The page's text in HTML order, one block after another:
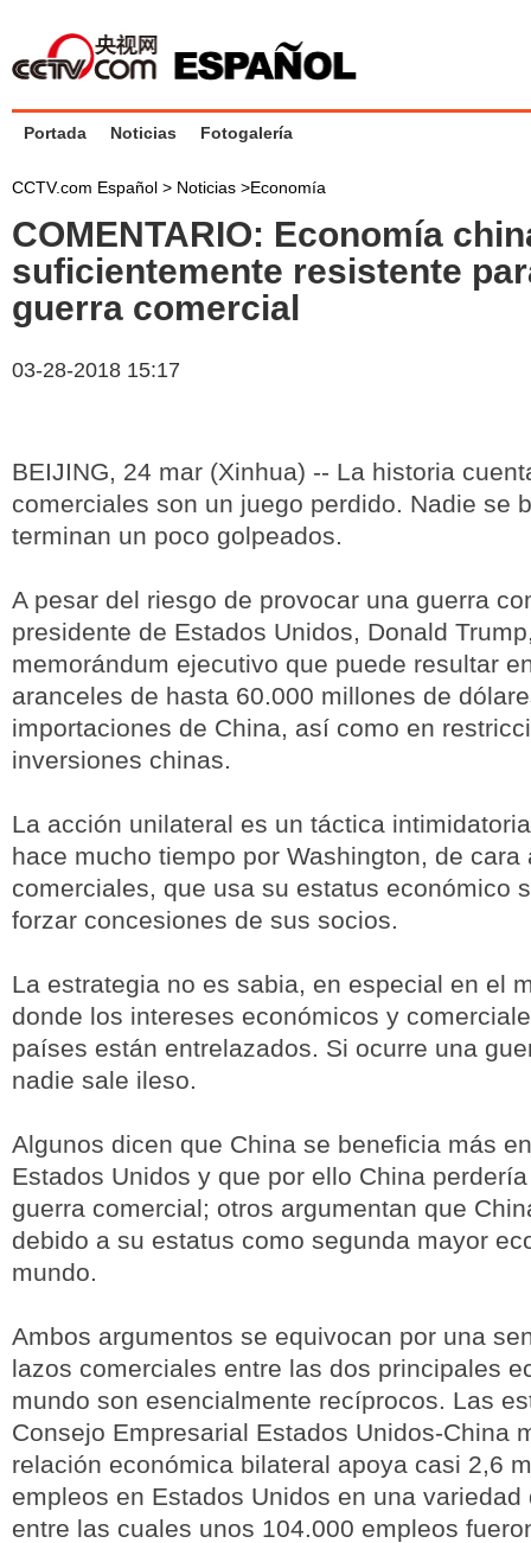
Portada Noticias Fotogalería
CCTV.com Español > Noticias >Economía
COMENTARIO: Economía
suficientemente resistente
guerra comercial
03-28-2018 15:17
BEIJING, 24 mar (Xinhua) -- La historia
comerciales son un juego perdido. Nadie se
terminan un poco golpeados.
A pesar del riesgo de provocar una guerra
presidente de Estados Unidos, Donald
memorándum ejecutivo que puede resultar
aranceles de hasta 60.000 millones de
importaciones de China, así como en
inversiones chinas.
La acción unilateral es un táctica
hace mucho tiempo por Washington, de cara
comerciales, que usa su estatus económico
forzar concesiones de sus socios.
La estrategia no es sabia, en especial en el
donde los intereses económicos y
países están entrelazados. Si ocurre una
nadie sale ileso.
Algunos dicen que China se beneficia más
Estados Unidos y que por ello China
guerra comercial; otros argumentan que
debido a su estatus como segunda mayor
mundo.
Ambos argumentos se equivocan por una
lazos comerciales entre las dos principales
mundo son esencialmente recíprocos. Las
Consejo Empresarial Estados Unidos-China
relación económica bilateral apoya casi 2,6
empleos en Estados Unidos en una variedad
entre las cuales unos 104.000 empleos